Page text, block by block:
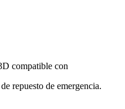
compatible con
repuesto de emergencia.